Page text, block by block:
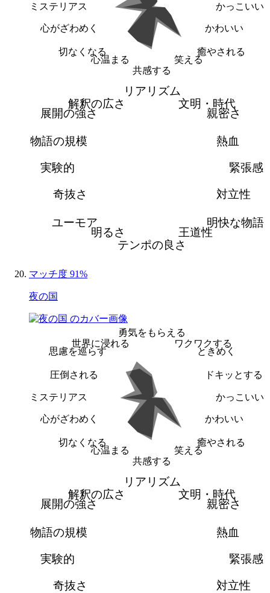
かっこいい
かわいい
癒やされる
笑える
共感する
心温まる
切なくなる
心がざわめく
ミステリアス
リアリズム
文明・時代
親密さ
熱血
緊張感
対立性
明快な物語
王道性
テンポの良さ
明るさ
ユーモア
奇抜さ
実験的
物語の規模
展開の強さ
解釈の広さ
マッチ度 91%
夜の国
勇気をもらえる
ワクワクする
ときめく
ドキッとする
かっこいい
かわいい
癒やされる
笑える
共感する
心温まる
切なくなる
心がざわめく
ミステリアス
圧倒される
思慮を巡らす
世界に浸れる
リアリズム
文明・時代
親密さ
熱血
緊張感
対立性
奇抜さ
実験的
物語の規模
展開の強さ
解釈の広さ